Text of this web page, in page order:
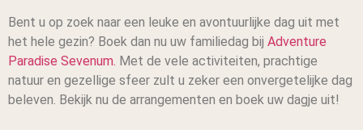
Bent u op zoek naar een leuke en avontuurlijke dag uit met
het hele gezin? Boek dan nu uw familiedag bij Adventure
Paradise Sevenum. Met de vele activiteiten, prachtige
natuur en gezellige sfeer zult u zeker een onvergetelijke dag
beleven. Bekijk nu de arrangementen en boek uw dagje uit!